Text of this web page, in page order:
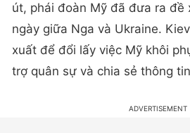
út, phái đoàn Mỹ đã đưa ra đề
ngày giữa Nga và Ukraine.
xuất để đổi lấy việc Mỹ khôi
trợ quân sự và chia sẻ thông